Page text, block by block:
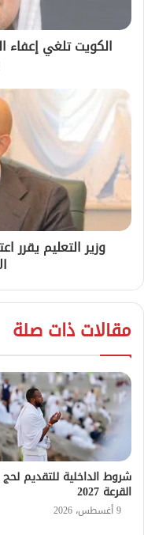
الكويت تلغي
وزير التعليم يقرر
مقالات ذات صلة
شروط الداخلية للتقديم لحج
القرعة 2027
9 أغسطس، 2026